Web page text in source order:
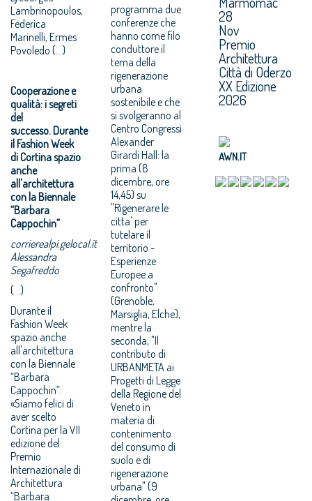
Lambrinopoulos,
Federica
Marinelli, Ermes
Povoledo (...)
Cooperazione e
qualità: i segreti
del
successo. Durante
il Fashion Week
di Cortina spazio
anche
all'architettura
con la Biennale
“Barbara
Cappochin”
corrierealpi.gelocal.it
Alessandra
Segafreddo
(...)
Durante il
Fashion Week
spazio anche
all'architettura
con la Biennale
“Barbara
Cappochin”.
«Siamo felici di
aver scelto
Cortina per la VII
edizione del
Premio
Internazionale di
Architettura
“Barbara
programma due
conferenze che
hanno come filo
conduttore il
tema della
rigenerazione
urbana
sostenibile e che
si svolgeranno al
Centro Congressi
Alexander
Girardi Hall: la
prima (8
dicembre, ore
14,45) su
"Rigenerare le
citta' per
tutelare il
territorio -
Esperienze
Europee a
confronto"
(Grenoble,
Marsiglia, Elche),
mentre la
seconda, "Il
contributo di
URBANMETA ai
Progetti di Legge
della Regione del
Veneto in
materia di
contenimento
del consumo di
suolo e di
rigenerazione
urbana" (9
28
Nov
Premio
Architettura
Città di Oderzo
XX Edizione
2026
AWN.IT